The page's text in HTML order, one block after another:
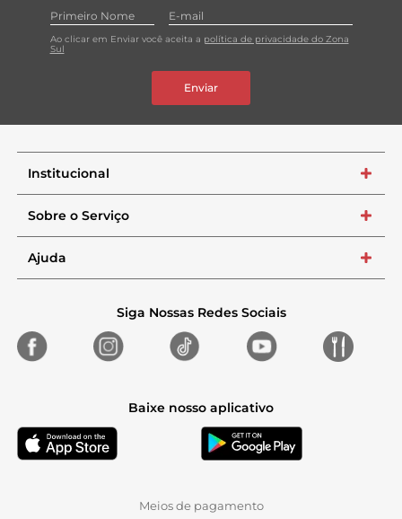
Ao clicar em Enviar você aceita a política de privacidade do Zona
Sul
Enviar
Institucional +
Sobre o Serviço +
Ajuda +
Siga Nossas Redes Sociais
Baixe nosso aplicativo
Meios de pagamento